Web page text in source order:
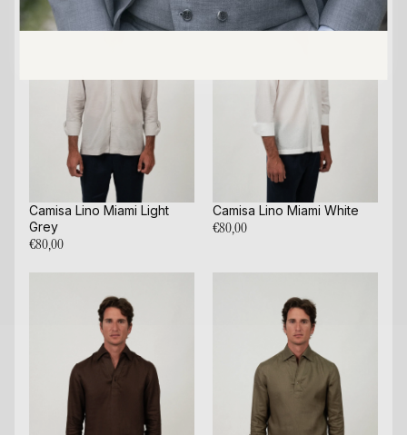
Camisa Lino Miami Light
Grey
€80,00
Camisa Lino Miami White
€80,00